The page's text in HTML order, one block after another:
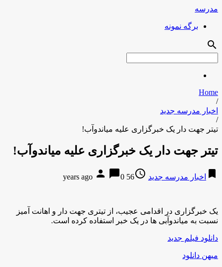
مدرسه
برگه نمونه
search
Home
/
اخبار مدرسه جدید
/
تیتر جهت دار یک خبرگزاری علیه میاندوآب!
تیتر جهت دار یک خبرگزاری علیه میاندوآب!
bookmark اخبار مدرسه جدید access_time
56 years ago
person chat_bubble0
یک خبرگزاری در اقدامی عجیب، از تیتری جهت دار و اهانت آمیز
نسبت به میاندوآبی ها در یک خبر استفاده کرده است.
دانلود فیلم جدید
میهن دانلود